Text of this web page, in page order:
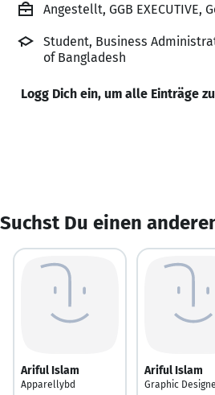
Angestellt, GGB EXECUTIVE,
Student, Business
of Bangladesh
Logg Dich ein, um alle Einträge
Suchst Du einen
Ariful Islam
Apparellybd
Ariful Islam
Graphic